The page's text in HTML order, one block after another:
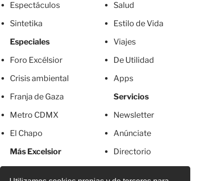
Espectáculos
Sintetika
Especiales
Foro Excélsior
Crisis ambiental
Franja de Gaza
Metro CDMX
El Chapo
Más Excelsior
Salud
Estilo de Vida
Viajes
De Utilidad
Apps
Servicios
Newsletter
Anúnciate
Directorio